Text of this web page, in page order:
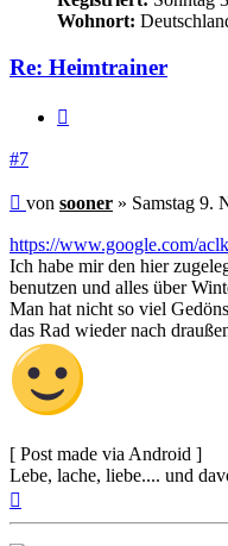
Wohnort:
Re: Heimtrainer
#7
Beitrag
von sooner » Samstag 9.
https://www.google.com/
Ich habe mir den hier
benutzen und alles über
Man hat nicht so viel
das Rad wieder nach
[ Post made via Android ]
Lebe, lache, liebe.... und